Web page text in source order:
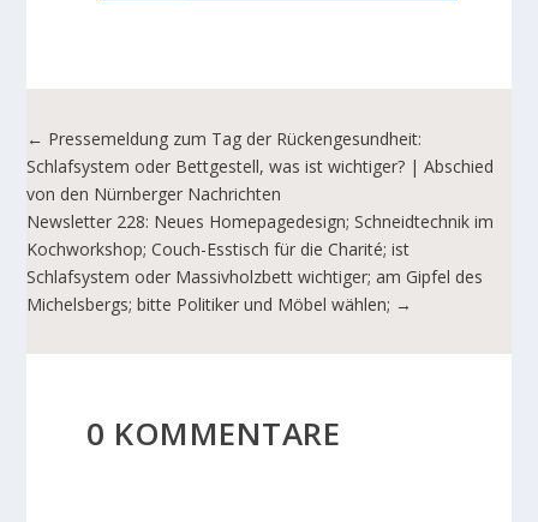
← Pressemeldung zum Tag der Rückengesundheit:
Schlafsystem oder Bettgestell, was ist wichtiger? | Abschied
von den Nürnberger Nachrichten
Newsletter 228: Neues Homepagedesign; Schneidtechnik im
Kochworkshop; Couch-Esstisch für die Charité; ist
Schlafsystem oder Massivholzbett wichtiger; am Gipfel des
Michelsbergs; bitte Politiker und Möbel wählen; →
0 KOMMENTARE